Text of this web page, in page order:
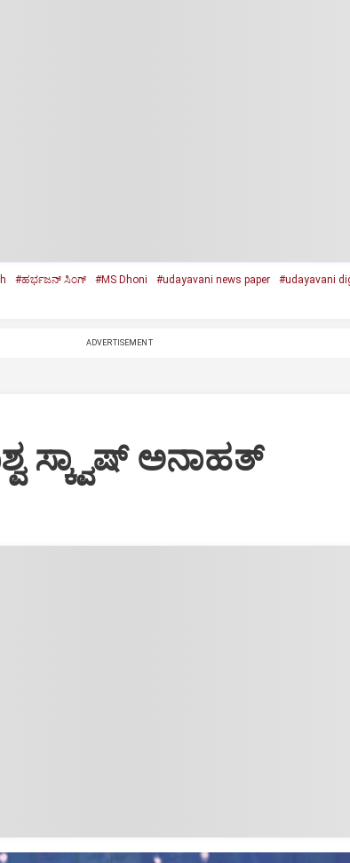
#ಹರ್ಭಜನ್‌ ಸಿಂಗ್‌ #MS Dhoni #udayavani news paper #udayavani
ADVERTISEMENT
ಸ್ಕ್ವಾಷ್‌ ಅನಾಹತ್‌